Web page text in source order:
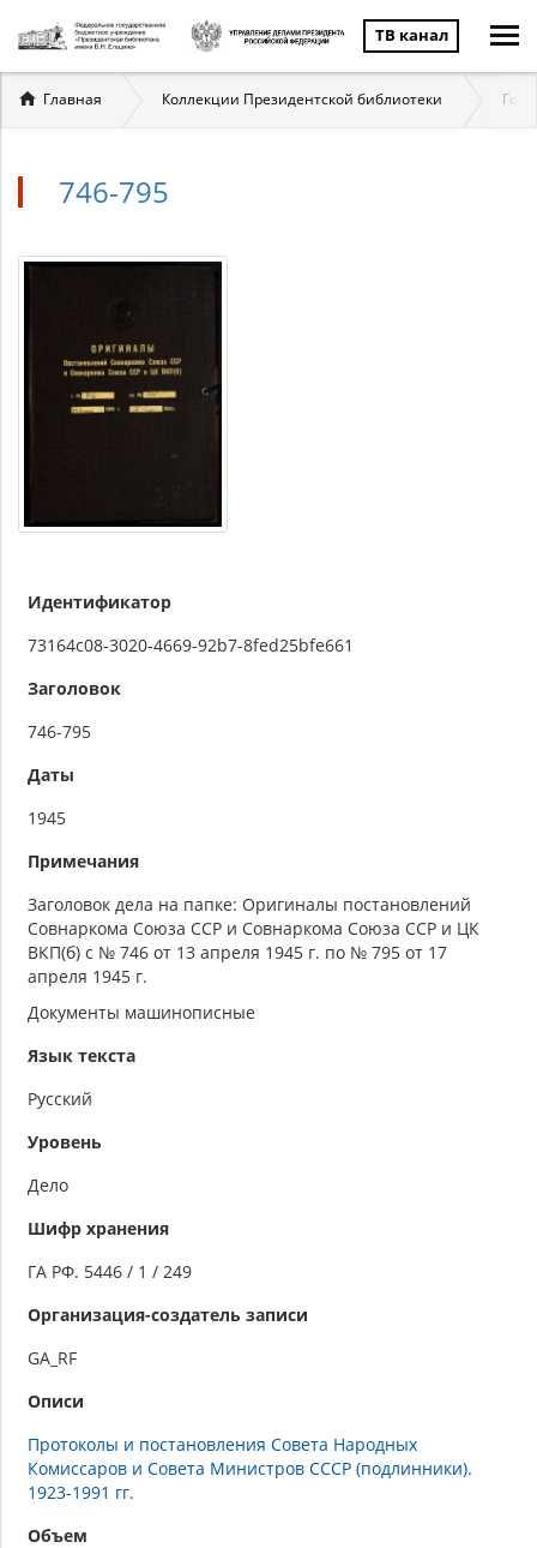
ТВ канал
Вы
здесь
Главная Коллекции Президентской библиотеки
746-795
Идентификатор
73164c08-3020-4669-92b7-8fed25bfe661
Заголовок
746-795
Даты
1945
Примечания
Заголовок дела на папке: Оригиналы постановлений
Совнаркома Союза ССР и Совнаркома Союза ССР и ЦК
ВКП(б) с № 746 от 13 апреля 1945 г. по № 795 от 17
апреля 1945 г.
Документы машинописные
Язык текста
Русский
Уровень
Дело
Шифр хранения
ГА РФ. 5446 / 1 / 249
Организация-создатель записи
GA_RF
Описи
Протоколы и постановления Совета Народных
Комиссаров и Совета Министров СССР (подлинники).
1923-1991 гг.
Объем